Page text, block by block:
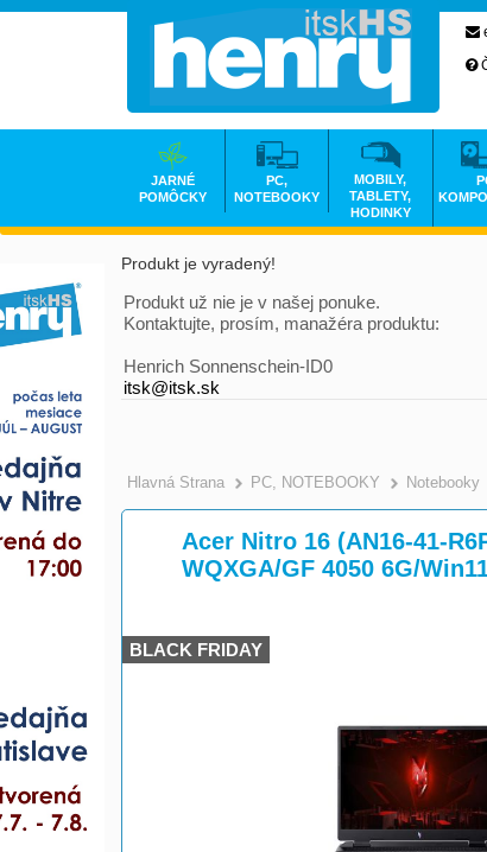
Produkt je vyradený!
Produkt už nie je v našej ponuke.
Kontaktujte, prosím, manažéra produktu:
Henrich Sonnenschein-ID0
itsk@itsk.sk
Hlavná Strana >
PC, NOTEBOOKY Notebooky
Acer Nitro 16 (AN16-41-
WQXGA/GF 4050 6G/
BLACK FRIDAY
JARNÉ
POMÔCKY
PC,
NOTEBOOKY
MOBILY,
TABLETY,
HODINKY